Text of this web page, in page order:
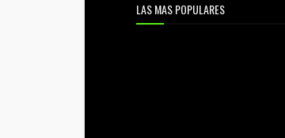
LAS MAS POPULARES